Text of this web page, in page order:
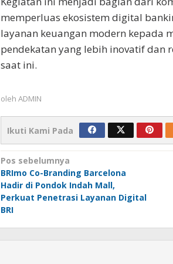
memperluas ekosistem digital
layanan keuangan modern kepada
pendekatan yang lebih inovatif dan
saat ini.
oleh ADMIN
Ikuti Kami Pada
Navigasi
pos
Pos sebelumnya
BRImo Co-Branding Barcelona
Hadir di Pondok Indah Mall,
Perkuat Penetrasi Layanan Digital
BRI